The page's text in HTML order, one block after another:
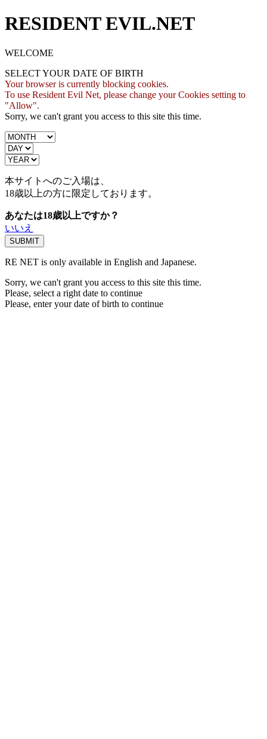
RESIDENT EVIL.NET
WELCOME
SELECT YOUR DATE OF BIRTH
Your browser is currently blocking cookies.
To use Resident Evil Net, please change your Cookies setting to
"Allow".
Sorry, we can't grant you access to this site this time.
本サイトへのご入場は、
18歳以上の方に限定しております。
あなたは18歳以上ですか？
いいえ
RE NET is only available in English and Japanese.
Sorry, we can't grant you access to this site this time.
Please, select a right date to continue
Please, enter your date of birth to continue